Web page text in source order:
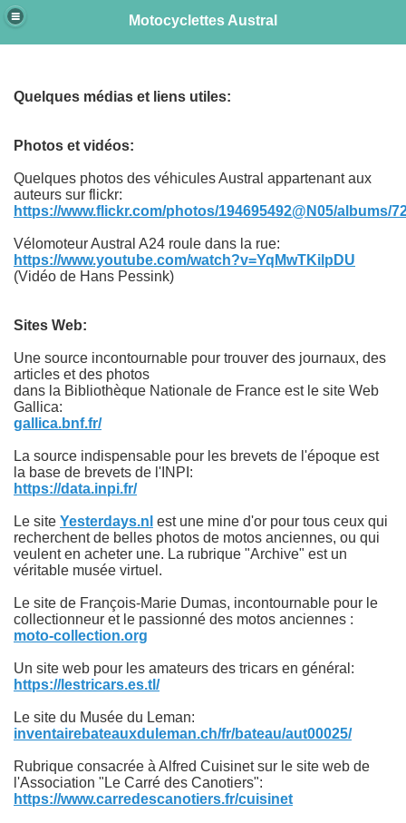
Motocyclettes Austral
Quelques médias et liens utiles:
Photos et vidéos:
Quelques photos des véhicules Austral appartenant aux
auteurs sur flickr:
https://www.flickr.com/photos/194695492@N05/albums/
Vélomoteur Austral A24 roule dans la rue:
https://www.youtube.com/watch?v=YqMwTKilpDU
(Vidéo de Hans Pessink)
Sites Web:
Une source incontournable pour trouver des journaux, des
articles et des photos
dans la Bibliothèque Nationale de France est le site Web
Gallica:
gallica.bnf.fr/
La source indispensable pour les brevets de l'époque est
la base de brevets de l'INPI:
https://data.inpi.fr/
Le site Yesterdays.nl est une mine d'or pour tous ceux qui
recherchent de belles photos de motos anciennes, ou qui
veulent en acheter une. La rubrique "Archive" est un
véritable musée virtuel.
Le site de François-Marie Dumas, incontournable pour le
collectionneur et le passionné des motos anciennes :
moto-collection.org
Un site web pour les amateurs des tricars en général:
https://lestricars.es.tl/
Le site du Musée du Leman:
inventairebateauxduleman.ch/fr/bateau/aut00025/
Rubrique consacrée à Alfred Cuisinet sur le site web de
l'Association "Le Carré des Canotiers":
https://www.carredescanotiers.fr/cuisinet